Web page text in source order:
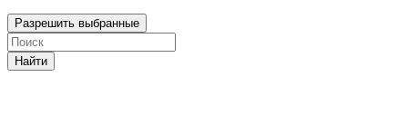
Разрешить выбранные
Найти